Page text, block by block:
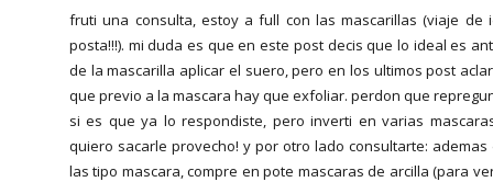
fruti una consulta, estoy a full con las mascarillas (viaje de
posta!!!). mi duda es que en este post decis que lo ideal es
de la mascarilla aplicar el suero, pero en los ultimos post
que previo a la mascara hay que exfoliar. perdon que
si es que ya lo respondiste, pero inverti en varias
quiero sacarle provecho! y por otro lado consultarte: ademas
las tipo mascara, compre en pote mascaras de arcilla (para